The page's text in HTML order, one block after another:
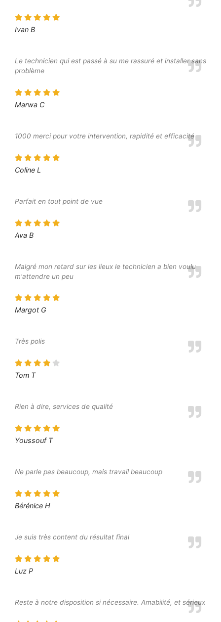
Ivan B
Le technicien qui est passé à su me rassuré et installer sans
problème
Marwa C
1000 merci pour votre intervention, rapidité et efficacité
Coline L
Parfait en tout point de vue
Ava B
Malgré mon retard sur les lieux le technicien a bien voulu
m'attendre un peu
Margot G
Très polis
Tom T
Rien à dire, services de qualité
Youssouf T
Ne parle pas beaucoup, mais travail beaucoup
Bérénice H
Je suis très content du résultat final
Luz P
Reste à notre disposition si nécessaire. Amabilité, et sérieux